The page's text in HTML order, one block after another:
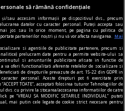
să rămână confidențiale
și/sau accesăm informații pe dispozitivul dvs., precum
datelor cu caracter personal. Puteți accepta sau
jos sau în orice moment, pe pagina cu politica de
partenerilor noștri și nu vă vor afecta navigarea.
Mai
si agentiile de publicitate partenere, precum si
prelucram date pentru a permite website-ului sa
si anunturile publicitare afisate in functie de
va oferi functionalitati aferente retelelor de socializare si
de drepturile prevazute de art. 15-22 din GDPR in
personal. Aceste drepturi pot fi exercitate prin
“ACCEPT TOATE”, acceptati folosirea tuturor Tehnologiilor de
dvs. cu privire la stocarea/accesarea informatiilor de catre
pe “VREAU SA MODIFIC SETARILE INDIVIDUAL” puteti
mai putin cele legate de cookie strict necesare pentru